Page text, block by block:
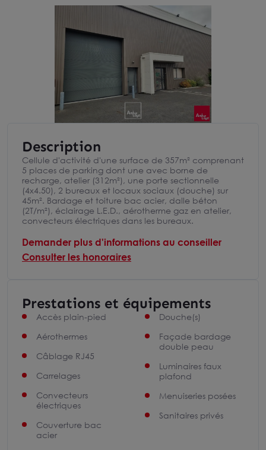
Description
Cellule d'activité d'une surface de 357m² comprenant
5 places de parking dont une avec borne de
recharge, atelier (312m²), une porte sectionnelle
(4x4.50), 2 bureaux et locaux sociaux (douche) sur
45m². Bardage et toiture bac acier, dalle béton
(2T/m²), éclairage L.E.D., aérotherme gaz en atelier,
convecteurs électriques dans les bureaux.
Demander plus d'informations au conseiller
Consulter les honoraires
Prestations et équipements
Accès plain-pied
Aérothermes
Câblage RJ45
Carrelages
Convecteurs
électriques
Couverture bac
acier
Douche(s)
Façade bardage
double peau
Luminaires faux
plafond
Menuiseries posées
Sanitaires privés